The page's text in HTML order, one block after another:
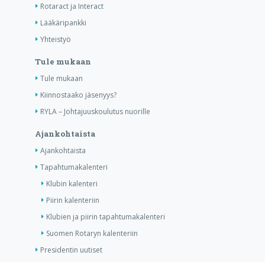
Rotaract ja Interact
Lääkäripankki
Yhteistyö
Tule mukaan
Tule mukaan
Kiinnostaako jäsenyys?
RYLA – Johtajuuskoulutus nuorille
Ajankohtaista
Ajankohtaista
Tapahtumakalenteri
Klubin kalenteri
Piirin kalenteriin
Klubien ja piirin tapahtumakalenteri
Suomen Rotaryn kalenteriin
Presidentin uutiset